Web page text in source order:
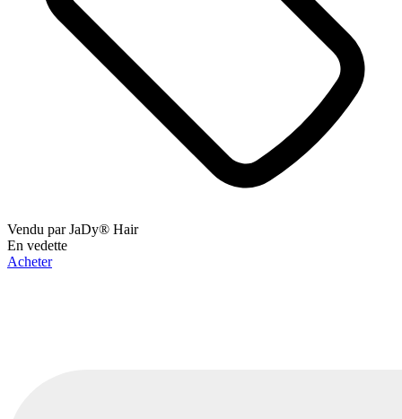
Vendu parJaDy® Hair
En vedette
Acheter